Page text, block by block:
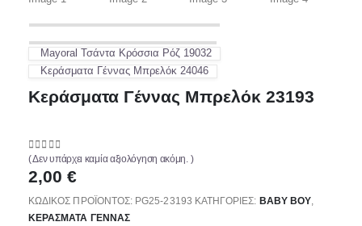
Mayoral Τσάντα Κρόσσια Ρόζ 19032
Κεράσματα Γέννας Μπρελόκ 24046
Κεράσματα Γέννας Μπρελόκ 23193
0out of 5
( Δεν υπάρχει καμία αξιολόγηση ακόμη. )
2,00 €
ΚΩΔΙΚΌΣ ΠΡΟΪΌΝΤΟΣ: PG25-23193 ΚΑΤΗΓΟΡΊΕΣ: ΒΑΒΥ ΒΟΥ,
ΚΕΡΆΣΜΑΤΑ ΓΈΝΝΑΣ